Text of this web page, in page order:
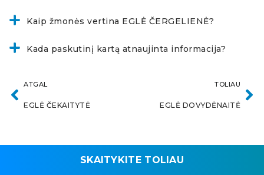
Kaip žmonės vertina EGLĖ ČERGELIENĖ?
Kada paskutinį kartą atnaujinta informacija?
ATGAL
EGLĖ ČEKAITYTĖ
TOLIAU
EGLĖ DOVYDĖNAITĖ
SKAITYKITE TOLIAU